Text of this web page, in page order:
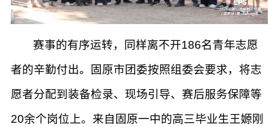
赛事的有序运转，同样离不开186名青年志愿
者的辛勤付出。固原市团委按照组委会要求，将志
愿者分配到装备检录、现场引导、赛后服务保障等
20余个岗位上。来自固原一中的高三毕业生王嫄刚